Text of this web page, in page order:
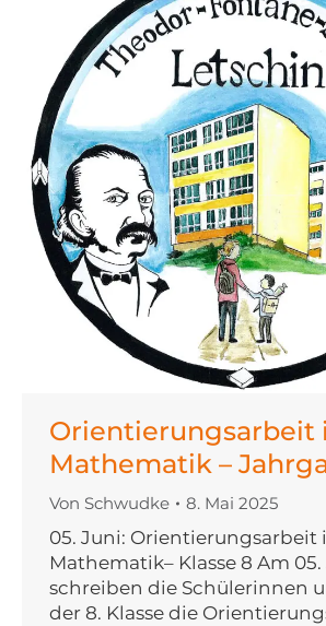
Orientierungsarbeit
Mathematik –
Von Schwudke 8. Mai 2025
05. Juni: Orientierungsarbeit
Mathematik– Klasse 8 Am 05.
schreiben die Schülerinnen
der 8. Klasse die